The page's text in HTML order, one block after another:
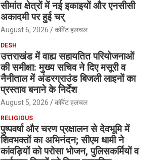
सीमांत क्षेत्रों में नई इकाइयों और एनसीसी
अकादमी पर हुई चर्
August 6, 2026 कॉर्बेट हलचल
DESH
उत्तराखंड में वाह्य सहायतित परियोजनाओं
की समीक्षा: मुख्य सचिव ने दिए मसूरी व
नैनीताल में अंडरग्राउंड बिजली लाइनों का
प्रस्ताव बनाने के निर्देश
August 5, 2026 कॉर्बेट हलचल
RELIGIOUS
पुष्पवर्षा और चरण प्रक्षालन से देवभूमि में
शिवभक्तों का अभिनंदन; सीएम धामी ने
कांवड़ियों को परोसा भोजन, पुलिसकर्मियों व